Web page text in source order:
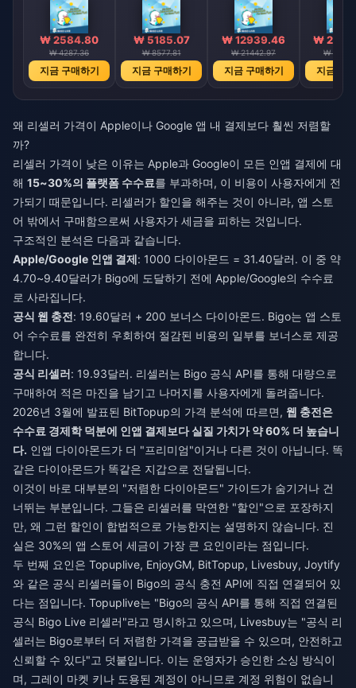
₩ 2584.80
₩ 4287.36
지금 구매하기
₩ 5185.07
₩ 8577.81
지금 구매하기
₩ 12939.46
₩ 21442.97
지금 구매하기
₩
₩
지금 구
왜 리셀러 가격이 Apple이나 Google 앱 내 결제보다 훨씬 저렴할
까?
리셀러 가격이 낮은 이유는 Apple과 Google이 모든 인앱 결제에 대
해 15~30%의 플랫폼 수수료를 부과하며, 이 비용이 사용자에게 전
가되기 때문입니다. 리셀러가 할인을 해주는 것이 아니라, 앱 스토
어 밖에서 구매함으로써 사용자가 세금을 피하는 것입니다.
구조적인 분석은 다음과 같습니다.
Apple/Google 인앱 결제: 1000 다이아몬드 = 31.40달러. 이 중 약
4.70~9.40달러가 Bigo에 도달하기 전에 Apple/Google의 수수료
로 사라집니다.
공식 웹 충전: 19.60달러 + 200 보너스 다이아몬드. Bigo는 앱 스토
어 수수료를 완전히 우회하여 절감된 비용의 일부를 보너스로 제공
합니다.
공식 리셀러: 19.93달러. 리셀러는 Bigo 공식 API를 통해 대량으로
구매하여 적은 마진을 남기고 나머지를 사용자에게 돌려줍니다.
2026년 3월에 발표된 BitTopup의 가격 분석에 따르면, 웹 충전은
수수료 경제학 덕분에 인앱 결제보다 실질 가치가 약 60% 더 높습니
다. 인앱 다이아몬드가 더 "프리미엄"이거나 다른 것이 아닙니다. 똑
같은 다이아몬드가 똑같은 지갑으로 전달됩니다.
이것이 바로 대부분의 "저렴한 다이아몬드" 가이드가 숨기거나 건
너뛰는 부분입니다. 그들은 리셀러를 막연한 "할인"으로 포장하지
만, 왜 그런 할인이 합법적으로 가능한지는 설명하지 않습니다. 진
실은 30%의 앱 스토어 세금이 가장 큰 요인이라는 점입니다.
두 번째 요인은 Topuplive, EnjoyGM, BitTopup, Livesbuy, Joytify
와 같은 공식 리셀러들이 Bigo의 공식 충전 API에 직접 연결되어 있
다는 점입니다. Topuplive는 "Bigo의 공식 API를 통해 직접 연결된
공식 Bigo Live 리셀러"라고 명시하고 있으며, Livesbuy는 "공식 리
셀러는 Bigo로부터 더 저렴한 가격을 공급받을 수 있으며, 안전하고
신뢰할 수 있다"고 덧붙입니다. 이는 운영자가 승인한 소싱 방식이
며, 그레이 마켓 키나 도용된 계정이 아니므로 계정 위험이 없습니